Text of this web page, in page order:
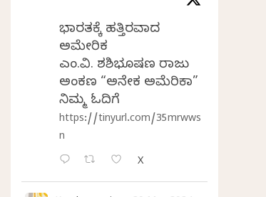
ಭಾರತಕ್ಕೆ ಹತ್ತಿರವಾದ
ಅಮೇರಿಕ
ಎಂ.ವಿ. ಶಶಿಭೂಷಣ ರಾಜು
ಅಂಕಣ “ಅನೇಕ ಅಮೆರಿಕಾ”
ನಿಮ್ಮ ಓದಿಗೆ
https://tinyurl.com/35mrwws
n
X